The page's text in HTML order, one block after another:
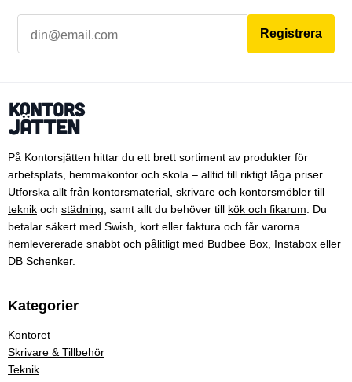
Registrera
På Kontorsjätten hittar du ett brett sortiment av produkter för
arbetsplats, hemmakontor och skola – alltid till riktigt låga priser.
Utforska allt från kontorsmaterial skrivare och kontorsmöbler till
teknik och städning , samt allt du behöver till kök och fikarum . Du
betalar säkert med Swish, kort eller faktura och får varorna
hemlevererade snabbt och pålitligt med Budbee Box, Instabox eller
DB Schenker.
Kategorier
Kontoret
Skrivare & Tillbehör
Teknik